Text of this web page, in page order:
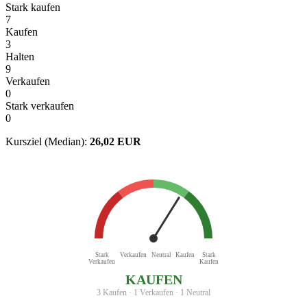
Stark kaufen
7
Kaufen
3
Halten
9
Verkaufen
0
Stark verkaufen
0
Kursziel (Median): 26,02 EUR
Stark
Verkaufen
Verkaufen Neutral Kaufen
Stark
Kaufen
KAUFEN
3 Kaufen · 1 Verkaufen · 1 Neutral